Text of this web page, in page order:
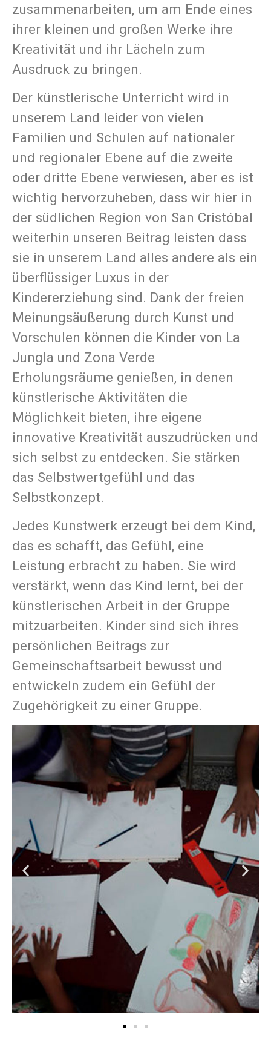
zusammenarbeiten, um am Ende eines
ihrer kleinen und großen Werke ihre
Kreativität und ihr Lächeln zum
Ausdruck zu bringen.
Der künstlerische Unterricht wird in
unserem Land leider von vielen
Familien und Schulen auf nationaler
und regionaler Ebene auf die zweite
oder dritte Ebene verwiesen, aber es ist
wichtig hervorzuheben, dass wir hier in
der südlichen Region von San Cristóbal
weiterhin unseren Beitrag leisten dass
sie in unserem Land alles andere als ein
überflüssiger Luxus in der
Kindererziehung sind. Dank der freien
Meinungsäußerung durch Kunst und
Vorschulen können die Kinder von La
Jungla und Zona Verde
Erholungsräume genießen, in denen
künstlerische Aktivitäten die
Möglichkeit bieten, ihre eigene
innovative Kreativität auszudrücken und
sich selbst zu entdecken. Sie stärken
das Selbstwertgefühl und das
Selbstkonzept.
Jedes Kunstwerk erzeugt bei dem Kind,
das es schafft, das Gefühl, eine
Leistung erbracht zu haben. Sie wird
verstärkt, wenn das Kind lernt, bei der
künstlerischen Arbeit in der Gruppe
mitzuarbeiten. Kinder sind sich ihres
persönlichen Beitrags zur
Gemeinschaftsarbeit bewusst und
entwickeln zudem ein Gefühl der
Zugehörigkeit zu einer Gruppe.